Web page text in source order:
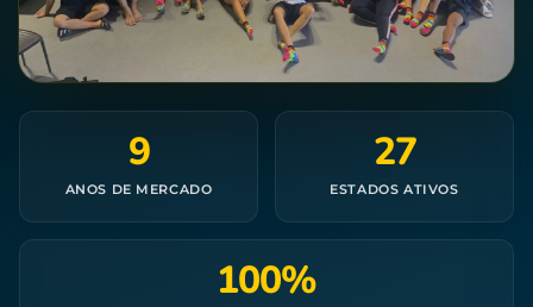
9
ANOS DE MERCADO
27
ESTADOS ATIVOS
100%